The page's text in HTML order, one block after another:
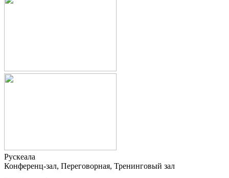
Рускеала
Конференц-зал, Переговорная, Тренинговый зал